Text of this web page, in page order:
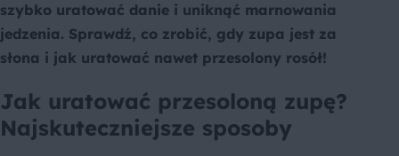
szybko uratować danie i uniknąć marnowania
jedzenia. Sprawdź, co zrobić, gdy zupa jest za
słona i jak uratować nawet przesolony rosół!
Jak uratować przesoloną zupę?
Najskuteczniejsze sposoby